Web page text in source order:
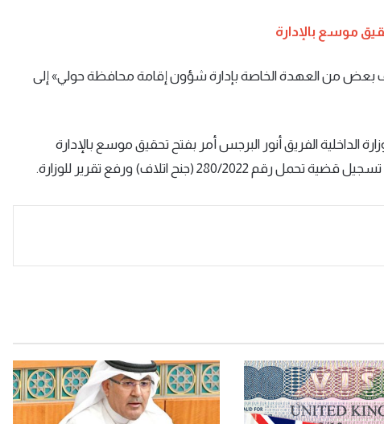
موسع بالإدارة
بعض من العهدة الخاصة بإدارة شؤون إقامة محافظة حولي» إلى
الداخلية الفريق أنور البرجس أمر بفتح تحقيق موسع بالإدارة
(جنح اتلاف) ورفع تقرير للوزارة.